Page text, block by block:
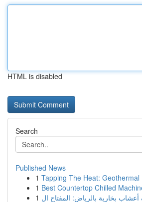
HTML is disabled
Search
Published News
1 Tapping The Heat:
1 Best Countertop Chilled
1